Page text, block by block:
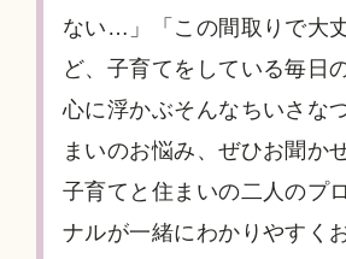
ない…」「この間取りで大
ど、子育てをしている毎日
心に浮かぶそんなちいさな
まいのお悩み、ぜひお聞か
子育てと住まいの二人のプ
ナルが一緒にわかりやすく